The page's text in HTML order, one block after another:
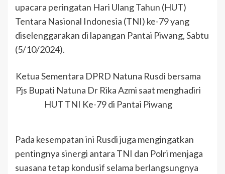
upacara peringatan Hari Ulang Tahun (HUT)
Tentara Nasional Indonesia (TNI) ke-79 yang
diselenggarakan di lapangan Pantai Piwang, Sabtu
(5/10/2024).
Ketua Sementara DPRD Natuna Rusdi bersama
Pjs Bupati Natuna Dr Rika Azmi saat menghadiri
HUT TNI Ke-79 di Pantai Piwang
Pada kesempatan ini Rusdi juga mengingatkan
pentingnya sinergi antara TNI dan Polri menjaga
suasana tetap kondusif selama berlangsungnya